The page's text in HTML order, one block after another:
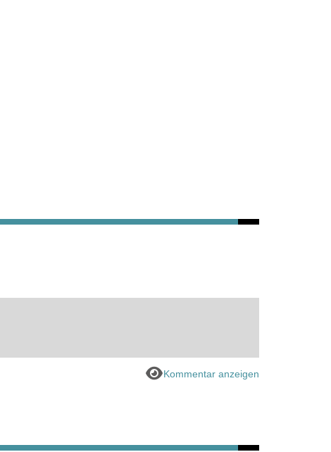
Kommentar anzeigen